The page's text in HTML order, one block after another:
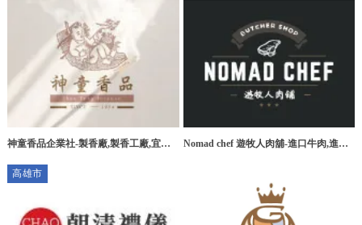
神童香品企業社-製香廠,製香工廠,宜蘭
Nomad chef 遊牧人肉舖-進口牛肉,進口
高雄市